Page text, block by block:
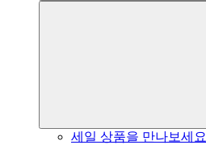
세일 상품을 만나보세요